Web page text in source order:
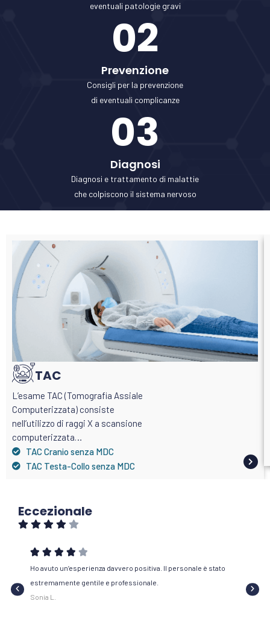
eventuali patologie gravi
02
Prevenzione
Consigli per la prevenzione
di eventuali complicanze
03
Diagnosi
Diagnosi e trattamento di malattie
che colpiscono il sistema nervoso
TAC
L’esame TAC (Tomografia Assiale
Computerizzata) consiste
nell’utilizzo di raggi X a scansione
computerizzata…
TAC Cranio senza MDC
TAC Testa-Collo senza MDC
Eccezionale
    
Ho avuto un’esperienza davvero positiva. Il personale è stato
estremamente gentile e professionale.
Sonia L.
Sara P.